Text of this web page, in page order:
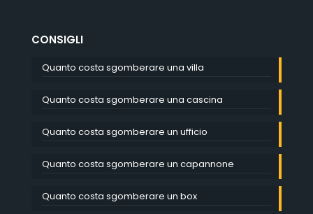
CONSIGLI
Quanto costa sgomberare una villa
Quanto costa sgomberare una cascina
Quanto costa sgomberare un ufficio
Quanto costa sgomberare un capannone
Quanto costa sgomberare un box